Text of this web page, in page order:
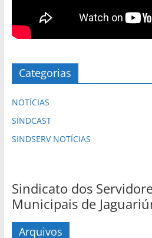
Categorias
NOTÍCIAS
SINDCAST
SINDSERV NOTÍCIAS
Sindicato dos
Municipais de
Arquivos